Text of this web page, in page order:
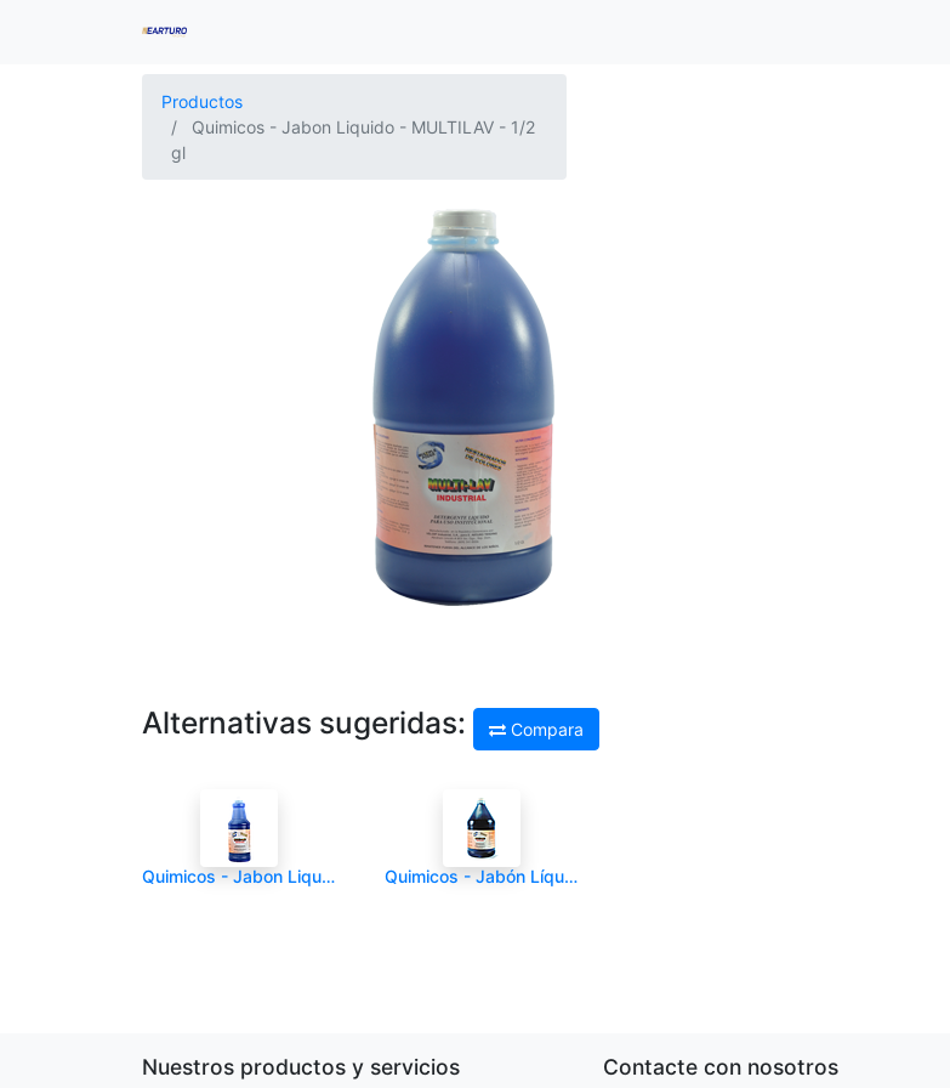
Productos
Quimicos - Jabon Liquido - MULTILAV - 1/2
gl
Alternativas sugeridas: Compara
Quimicos - Jabon Liquido - MULTILAV - Litro - Litro(s) Quimicos - Jabón Líquido - MULTILAV - Galon(es)
Nuestros productos y servicios Contacte con nosotros